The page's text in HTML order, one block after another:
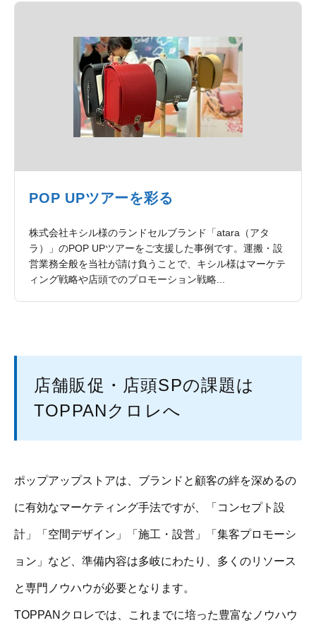
POP UPツアーを彩る
株式会社キシル様のランドセルブランド「atara（アタ
ラ）」のPOP UPツアーをご支援した事例です。運搬・設
営業務全般を当社が請け負うことで、キシル様はマーケテ
ィング戦略や店頭でのプロモーション戦略...
店舗販促・店頭SPの課題は
TOPPANクロレへ
ポップアップストアは、ブランドと顧客の絆を深めるの
に有効なマーケティング手法ですが、「コンセプト設
計」「空間デザイン」「施工・設営」「集客プロモーシ
ョン」など、準備内容は多岐にわたり、多くのリソース
と専門ノウハウが必要となります。
TOPPANクロレでは、これまでに培った豊富なノウハウ